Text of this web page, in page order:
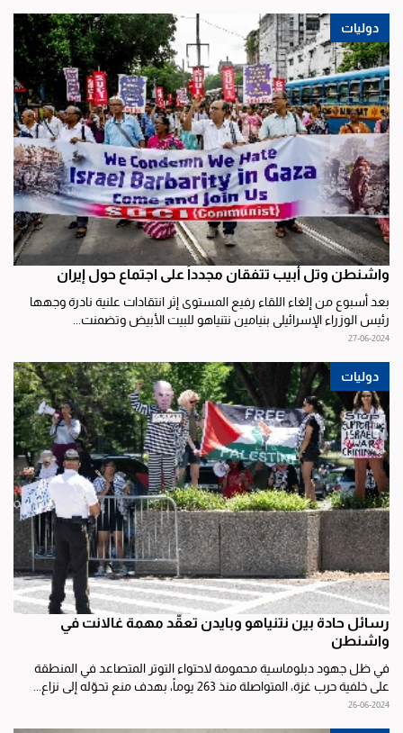
دوليات
واشنطن وتل أبيب تتفقان مجدداً على اجتماع حول إيران
بعد أسبوع من إلغاء اللقاء رفيع المستوى إثر انتقادات علنية نادرة وجهها
رئيس الوزراء الإسرائيلي بنيامين نتنياهو للبيت الأبيض وتضمنت...
27-06-2024
دوليات
رسائل حادة بين نتنياهو وبايدن تعقّد مهمة غالانت في
واشنطن
في ظل جهود دبلوماسية محمومة لاحتواء التوتر المتصاعد في المنطقة
على خلفية حرب غزة، المتواصلة منذ 263 يوماً، بهدف منع تحوّله إلى نزاع...
26-06-2024